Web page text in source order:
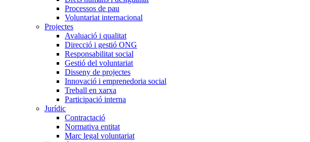
Processos de pau
Voluntariat internacional
Projectes
Avaluació i qualitat
Direcció i gestió ONG
Responsabilitat social
Gestió del voluntariat
Disseny de projectes
Innovació i emprenedoria social
Treball en xarxa
Participació interna
Jurídic
Contractació
Normativa entitat
Marc legal voluntariat